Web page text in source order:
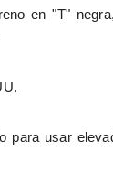
en "T"
para usar